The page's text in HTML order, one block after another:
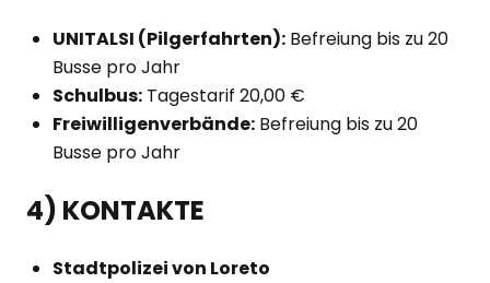
UNITALSI (Pilgerfahrten): Befreiung bis zu 20
Busse pro Jahr
Schulbus: Tagestarif 20,00 €
Freiwilligenverbände: Befreiung bis zu 20
Busse pro Jahr
4) KONTAKTE
Stadtpolizei von Loreto